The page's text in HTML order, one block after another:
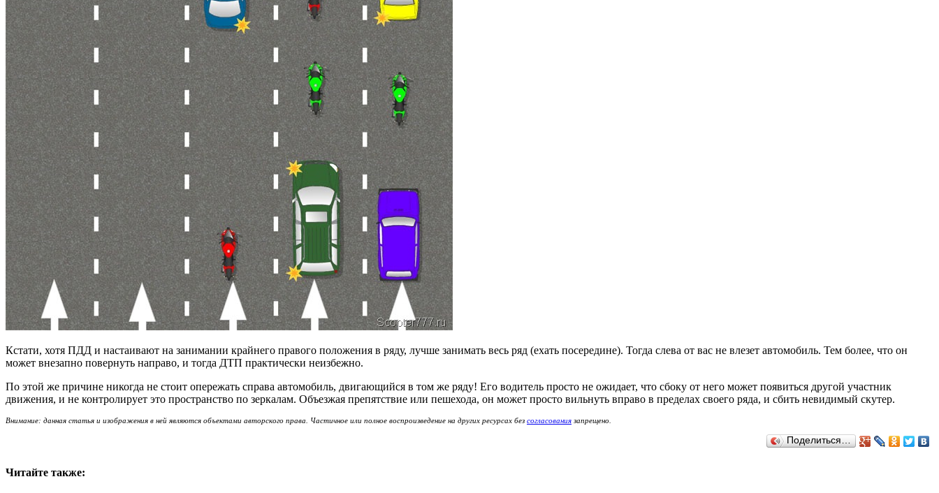
Кстати, хотя ПДД и настаивают на занимании крайнего правого положения в ряду, лучше занимать весь ряд (ехать посередине). Тогда слева от вас не влезет автомобиль. Тем более, что он
может внезапно повернуть направо, и тогда ДТП практически неизбежно.
По этой же причине никогда не стоит опережать справа автомобиль, двигающийся в том же ряду! Его водитель просто не ожидает, что сбоку от него может появиться другой участник
движения, и не контролирует это пространство по зеркалам. Объезжая препятствие или пешехода, он может просто вильнуть вправо в пределах своего ряда, и сбить невидимый скутер.
Внимание: данная статья и изображения в ней являются объектами авторского права. Частичное или полное воспроизведение на других ресурсах без согласования запрещено.
Поделиться…
Читайте также: